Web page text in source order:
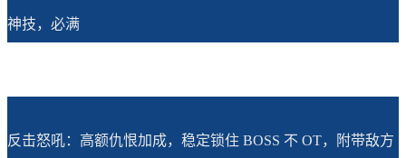
神技，必满
反击怒吼：高额仇恨加成，稳定锁住 BOSS 不 OT，附带敌方